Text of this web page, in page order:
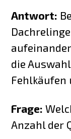
Antwort:
die
Fehlkäufen
Frage:
Anzahl der